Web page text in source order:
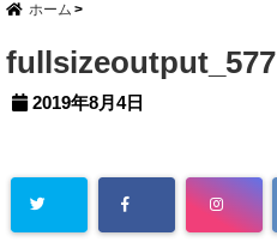
ホーム
fullsizeoutput_577
2019年8月4日